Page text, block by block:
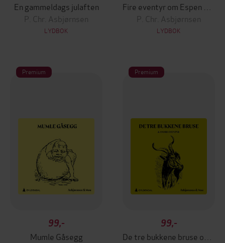
En gammeldags julaften
P. Chr. Asbjørnsen
LYDBOK
P. Chr. Asbjørnsen
LYDBOK
Premium
99,-
Mumle Gåsegg
Premium
99,-